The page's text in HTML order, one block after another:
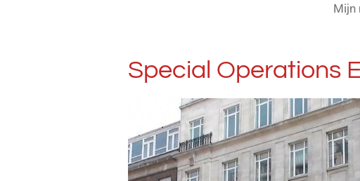
Mijn
Special Operations